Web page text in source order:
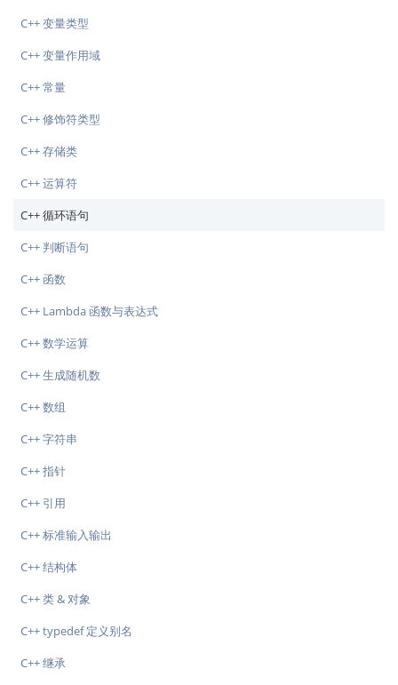
C++ 变量类型
C++ 变量作用域
C++ 常量
C++ 修饰符类型
C++ 存储类
C++ 运算符
C++ 循环语句
C++ 判断语句
C++ 函数
C++ Lambda 函数与表达式
C++ 数学运算
C++ 生成随机数
C++ 数组
C++ 字符串
C++ 指针
C++ 引用
C++ 标准输入输出
C++ 结构体
C++ 类 & 对象
C++ typedef 定义别名
C++ 继承